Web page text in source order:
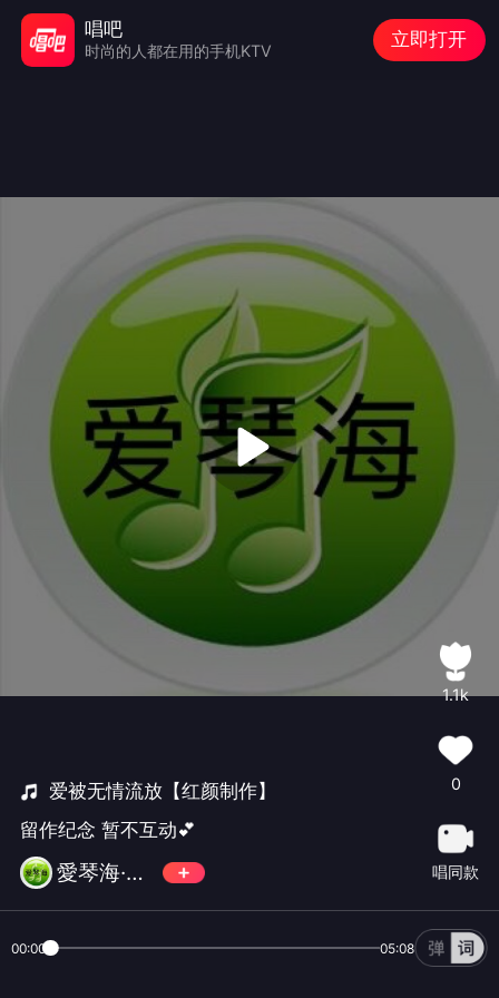
爱被无情流放【红颜制作】
留作纪念 暂不互动💕
愛琴海·暂离
1.1k
0
唱同款
00:00 05:08
唱吧
时尚的人都在用的手机KTV
立即打开